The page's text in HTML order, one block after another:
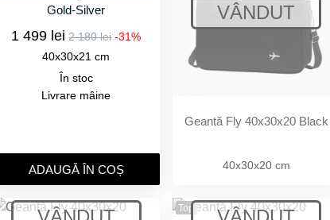
Gold-Silver
1 499 lei 2 180 lei -31%
40x30x21 cm
În stoc
Livrare mâine
ADAUGǍ ÎN COȘ
Geantă Fly 40x30x20 Black
40x30x20 cm
Top